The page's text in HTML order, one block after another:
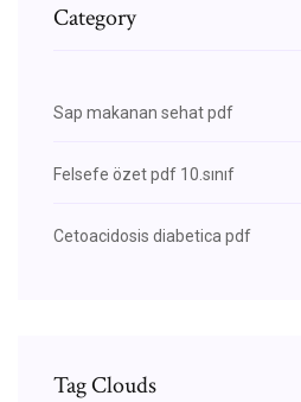
Category
Sap makanan sehat pdf
Felsefe özet pdf 10.sınıf
Cetoacidosis diabetica pdf
Tag Clouds